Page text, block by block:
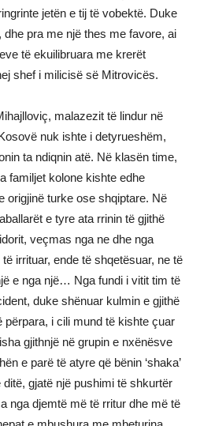
jetën e tij të vobektë. Duke
pra me një thes me favore, ai
të ekuilibruara me krerët
shef i milicisë së Mitrovicës.
malazezit të lindur në
nuk ishte i detyrueshëm,
ta ndiqnin atë. Në klasën time,
familjet kolone kishte edhe
origjinë turke ose shqiptare. Në
e tyre ata rrinin të gjithë
veçmas nga ne dhe nga
irrituar, ende të shqetësuar, ne të
e nga një… Nga fundi i vitit tim të
duke shënuar kulmin e gjithë
i cili mund të kishte çuar
gjithnjë në grupin e nxënësve
e parë të atyre që bënin ‘shaka’
gjatë një pushimi të shkurtër
nga djemtë më të rritur dhe më të